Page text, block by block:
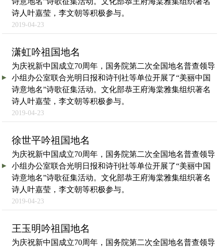
诗人叶嘉莹，李文朝等积极参与。
2019-04-23
潇虹吟祖国地名
为庆祝新中国成立70周年，国务院第二次全国地名普查领导
小组办公室联合光明日报和诗刊社等单位开展了“美丽中国
诗意地名”诗歌征集活动。文化部恭王府海棠雅集组织著名
诗人叶嘉莹，李文朝等积极参与。
2019-04-23
徐世平吟祖国地名
为庆祝新中国成立70周年，国务院第二次全国地名普查领导
小组办公室联合光明日报和诗刊社等单位开展了“美丽中国
诗意地名”诗歌征集活动。文化部恭王府海棠雅集组织著名
诗人叶嘉莹，李文朝等积极参与。
2019-04-23
王玉明吟祖国地名
为庆祝新中国成立70周年，国务院第二次全国地名普查领导